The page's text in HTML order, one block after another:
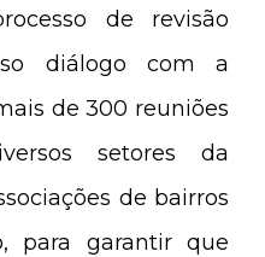
de revisão
diálogo com a
de 300 reuniões
setores da
de bairros
para garantir que